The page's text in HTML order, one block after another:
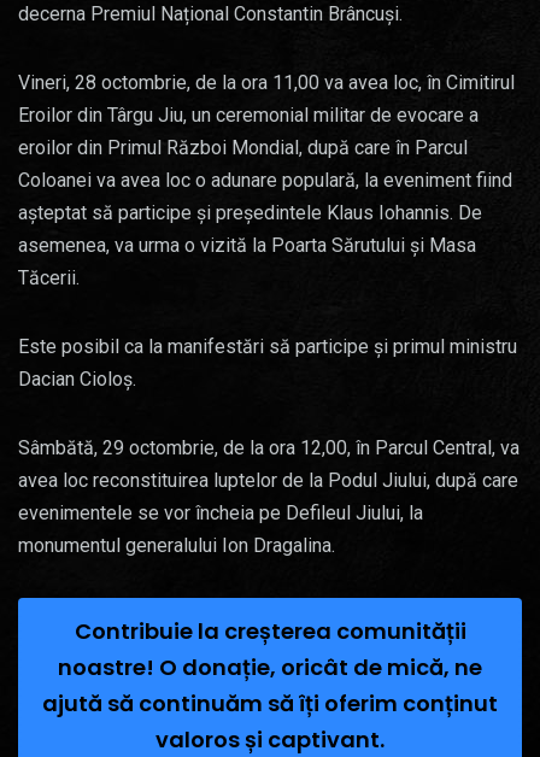
decerna Premiul Național Constantin Brâncuși.
Vineri, 28 octombrie, de la ora 11,00 va avea loc, în Cimitirul
Eroilor din Târgu Jiu, un ceremonial militar de evocare a
eroilor din Primul Război Mondial, după care în Parcul
Coloanei va avea loc o adunare populară, la eveniment fiind
așteptat să participe și președintele Klaus Iohannis. De
asemenea, va urma o vizită la Poarta Sărutului și Masa
Tăcerii.
Este posibil ca la manifestări să participe și primul ministru
Dacian Cioloș.
Sâmbătă, 29 octombrie, de la ora 12,00, în Parcul Central, va
avea loc reconstituirea luptelor de la Podul Jiului, după care
evenimentele se vor încheia pe Defileul Jiului, la
monumentul generalului Ion Dragalina.
Contribuie la creșterea comunității
noastre! O donație, oricât de mică, ne
ajută să continuăm să îți oferim conținut
valoros și captivant.